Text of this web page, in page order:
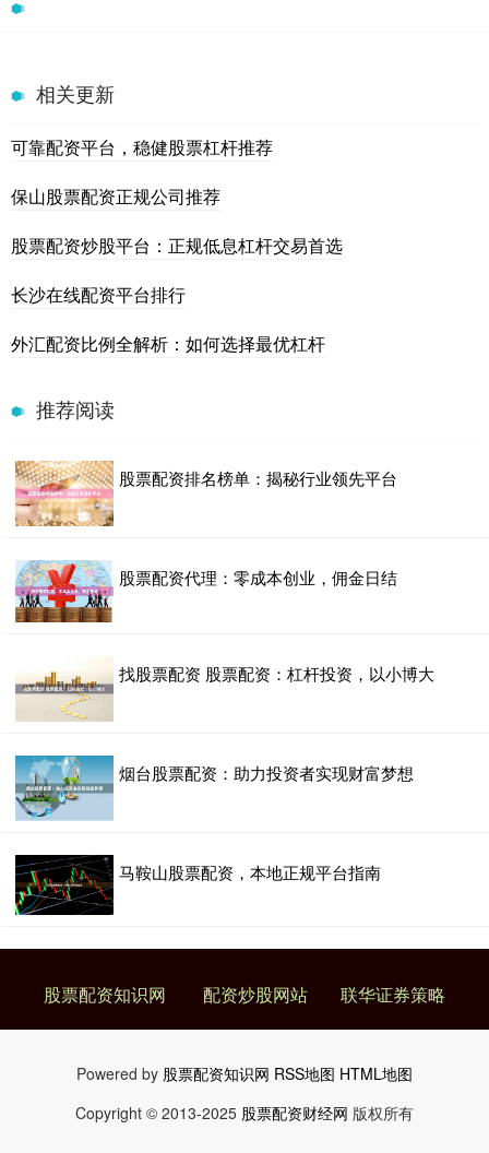
相关更新
可靠配资平台，稳健股票杠杆推荐
保山股票配资正规公司推荐
股票配资炒股平台：正规低息杠杆交易首选
长沙在线配资平台排行
外汇配资比例全解析：如何选择最优杠杆
推荐阅读
股票配资排名榜单：揭秘行业领先平台
股票配资代理：零成本创业，佣金日结
找股票配资 股票配资：杠杆投资，以小博大
烟台股票配资：助力投资者实现财富梦想
马鞍山股票配资，本地正规平台指南
股票配资知识网 配资炒股网站 联华证券策略
Powered by 股票配资知识网 RSS地图 HTML地图
Copyright © 2013-2025 股票配资财经网 版权所有